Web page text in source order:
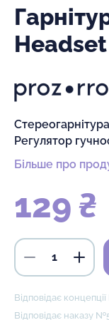
Регулятор
Більше про
129 ₴
Відповідає
Відповідає наказу